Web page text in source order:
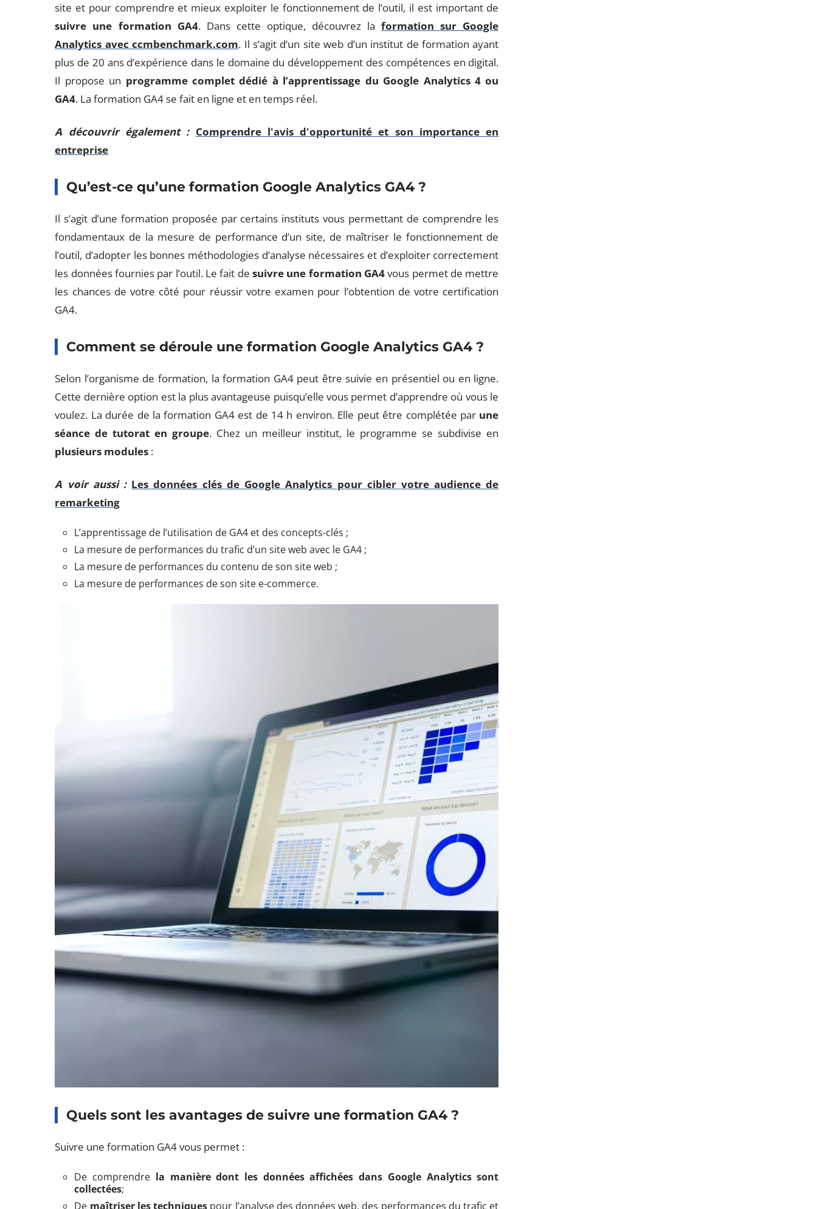
site et pour comprendre et mieux exploiter le fonctionnement de l’outil, il est important de
suivre une formation GA4. Dans cette optique, découvrez laformation sur Google
Analytics avec ccmbenchmark.com. Il s’agit d’un site web d’un institut de formation ayant
plus de 20 ans d’expérience dans le domaine du développement des compétences en digital.
Il propose un programme complet dédié à l’apprentissage du Google Analytics 4 ou
GA4. La formation GA4 se fait en ligne et en temps réel.
A découvrir également : Comprendre l'avis d'opportunité et son importance en
entreprise
Qu’est-ce qu’une formation Google Analytics GA4 ?
Il s’agit d’une formation proposée par certains instituts vous permettant de comprendre les
fondamentaux de la mesure de performance d’un site, de maîtriser le fonctionnement de
l’outil, d’adopter les bonnes méthodologies d’analyse nécessaires et d’exploiter correctement
les données fournies par l’outil. Le fait desuivre une formation GA4vous permet de mettre
les chances de votre côté pour réussir votre examen pour l’obtention de votre certification
GA4.
Comment se déroule une formation Google Analytics GA4 ?
Selon l’organisme de formation, la formation GA4 peut être suivie en présentiel ou en ligne.
Cette dernière option est la plus avantageuse puisqu’elle vous permet d’apprendre où vous le
voulez. La durée de la formation GA4 est de 14 h environ. Elle peut être complétée par une
séance de tutorat en groupe. Chez un meilleur institut, le programme se subdivise en
plusieurs modules :
A voir aussi : Les données clés de Google Analytics pour cibler votre audience de
remarketing
L’apprentissage de l’utilisation de GA4 et des concepts-clés ;
La mesure de performances du trafic d’un site web avec le GA4 ;
La mesure de performances du contenu de son site web ;
La mesure de performances de son site e-commerce.
Quels sont les avantages de suivre une formation GA4 ?
Suivre une formation GA4 vous permet :
De comprendre la manière dont les données affichées dans Google Analytics sont
collectées;
De maîtriser les techniques pour l’analyse des données web, des performances du trafic et